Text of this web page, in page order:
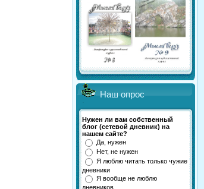
Наш опрос
Нужен ли вам собственный
блог (сетевой дневник) на
нашем сайте?
Да, нужен
Нет, не нужен
Я люблю читать только чужие
дневники
Я вообще не люблю
дневников